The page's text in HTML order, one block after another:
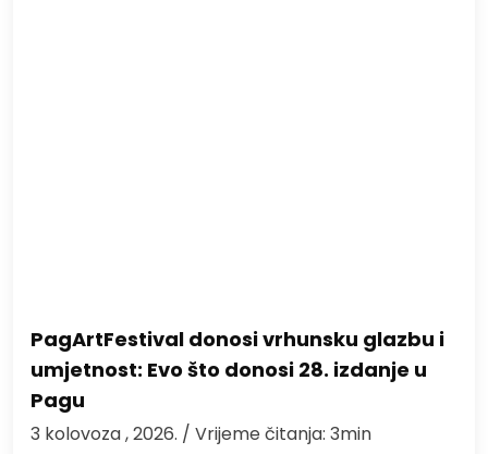
PagArtFestival donosi vrhunsku glazbu i
umjetnost: Evo što donosi 28. izdanje u
Pagu
3 kolovoza , 2026. / Vrijeme čitanja: 3min